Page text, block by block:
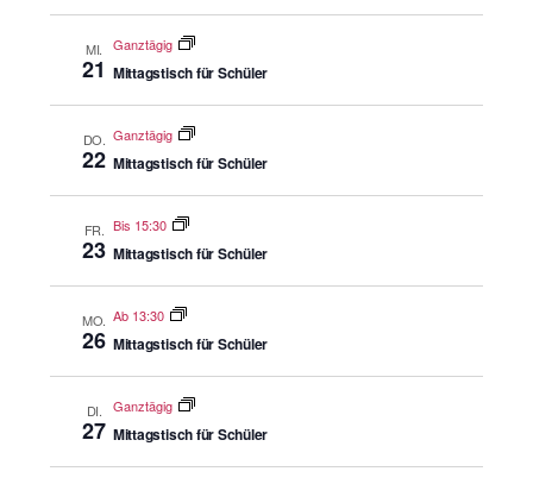
MI.
21
Ganztägig
Mittagstisch für Schüler
DO.
22
Ganztägig
Mittagstisch für Schüler
FR.
23
Bis 15:30
Mittagstisch für Schüler
MO.
26
Ab 13:30
Mittagstisch für Schüler
DI.
27
Ganztägig
Mittagstisch für Schüler